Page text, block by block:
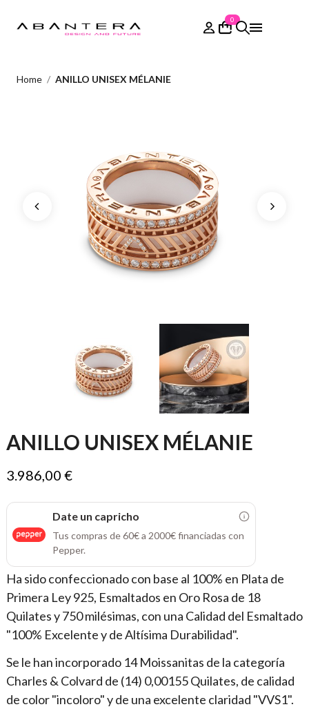
0
Home ANILLO UNISEX MÉLANIE
ANILLO UNISEX MÉLANIE
3.986,00 €
Date un capricho
Tus compras de 60€ a 2000€ financiadas con
Pepper.
Ha sido confeccionado con base al 100% en Plata de
Primera Ley 925, Esmaltados en Oro Rosa de 18
Quilates y 750 milésimas, con una Calidad del Esmaltado
"100% Excelente y de Altísima Durabilidad".
Se le han incorporado 14 Moissanitas de la categoría
Charles & Colvard de (14) 0,00155 Quilates, de calidad
de color "incoloro" y de una excelente claridad "VVS1".